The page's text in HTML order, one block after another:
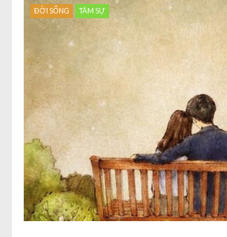
ĐỜI SỐNG TÂM SỰ